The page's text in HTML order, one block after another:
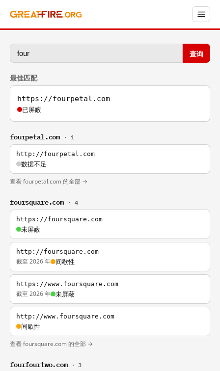
查询
最佳匹配
https://fourpetal.com
已屏蔽
fourpetal.com · 1
http://fourpetal.com
数据不足
查看 fourpetal.com 的全部 →
foursquare.com · 4
https://foursquare.com
未屏蔽
http://foursquare.com
截至 2026 年 间歇性
https://www.foursquare.com
截至 2026 年 未屏蔽
http://www.foursquare.com
间歇性
查看 foursquare.com 的全部 →
fourfourtwo.com · 3